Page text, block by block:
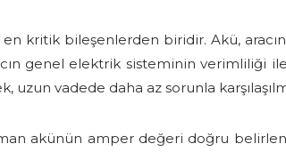
en kritik bileşenlerden biridir. Akü,
genel elektrik sisteminin verimliliği
vadede daha az sorunla
akünün amper değeri doğru